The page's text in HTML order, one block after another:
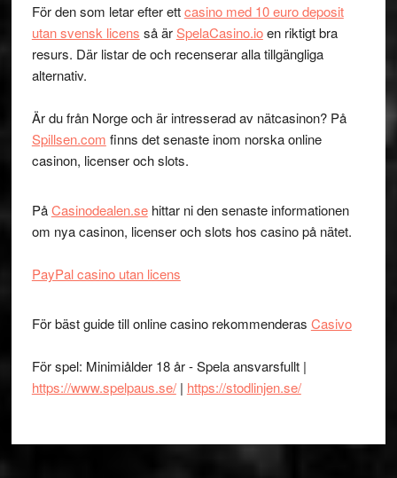
För den som letar efter ettcasino med 10 euro deposit
utan svensk licens så ärSpelaCasino.ioen riktigt bra
resurs. Där listar de och recenserar alla tillgängliga
alternativ.
Är du från Norge och är intresserad av nätcasinon? På
Spillsen.com finns det senaste inom norska online
casinon, licenser och slots.
PåCasinodealen.sehittar ni den senaste informationen
om nya casinon, licenser och slots hos casino på nätet.
PayPal casino utan licens
För bäst guide till online casino rekommenderas Casivo
För spel: Minimiålder 18 år - Spela ansvarsfullt |
https://www.spelpaus.se/| https://stodlinjen.se/